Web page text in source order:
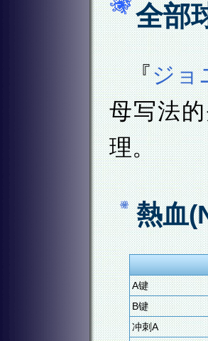
全部
『ジョ
母写法
理。
熱血
A键
B键
冲刺A